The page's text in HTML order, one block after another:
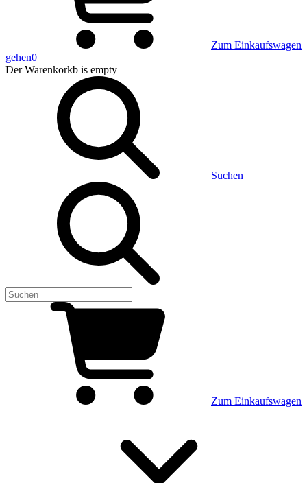
Zum Einkaufswagen
gehen0
Der Warenkorkb is empty
Suchen
Zum Einkaufswagen